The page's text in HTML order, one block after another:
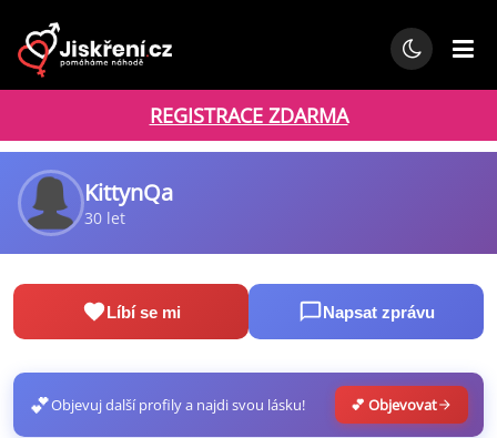
REGISTRACE ZDARMA
KittynQa
30 let
Líbí se mi Napsat zprávu
💕Objevuj další profily a najdi svou lásku! 💕 Objevovat